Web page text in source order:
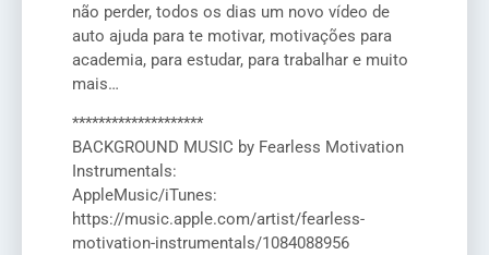
não perder, todos os dias um novo vídeo de
auto ajuda para te motivar, motivações para
academia, para estudar, para trabalhar e muito
mais…
********************
BACKGROUND MUSIC by Fearless Motivation
Instrumentals:
AppleMusic/iTunes:
https://music.apple.com/artist/fearless-
motivation-instrumentals/1084088956